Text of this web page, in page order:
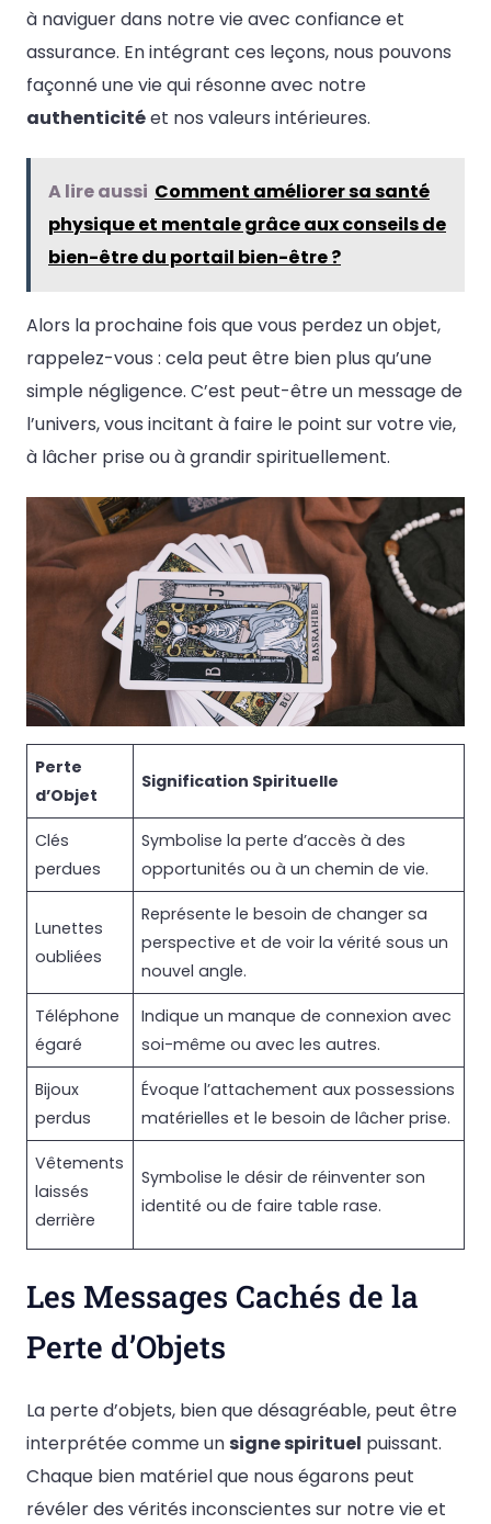
à naviguer dans notre vie avec confiance et
assurance. En intégrant ces leçons, nous pouvons
façonné une vie qui résonne avec notre
authenticitéet nos valeurs intérieures.
A lire aussi Comment améliorer sa santé
physique et mentale grâce aux conseils de
bien-être du portail bien-être ?
Alors la prochaine fois que vous perdez un objet,
rappelez-vous : cela peut être bien plus qu’une
simple négligence. C’est peut-être un message de
l’univers, vous incitant à faire le point sur votre vie,
à lâcher prise ou à grandir spirituellement.
Perte
d’Objet
Signification Spirituelle
Clés
perdues
Symbolise la perte d’accès à des
opportunités ou à un chemin de vie.
Lunettes
oubliées
Représente le besoin de changer sa
perspective et de voir la vérité sous un
nouvel angle.
Téléphone
égaré
Indique un manque de connexion avec
soi-même ou avec les autres.
Bijoux
perdus
Évoque l’attachement aux possessions
matérielles et le besoin de lâcher prise.
Vêtements
laissés
derrière
Symbolise le désir de réinventer son
identité ou de faire table rase.
Les Messages Cachés de la
Perte d’Objets
La perte d’objets, bien que désagréable, peut être
interprétée comme un signe spirituel puissant.
Chaque bien matériel que nous égarons peut
révéler des vérités inconscientes sur notre vie et